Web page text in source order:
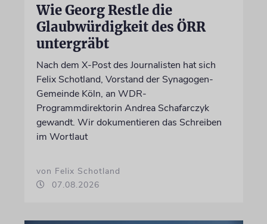
Wie Georg Restle die
Glaubwürdigkeit des ÖRR
untergräbt
Nach dem X-Post des Journalisten hat sich
Felix Schotland, Vorstand der Synagogen-
Gemeinde Köln, an WDR-
Programmdirektorin Andrea Schafarczyk
gewandt. Wir dokumentieren das Schreiben
im Wortlaut
von Felix Schotland
07.08.2026